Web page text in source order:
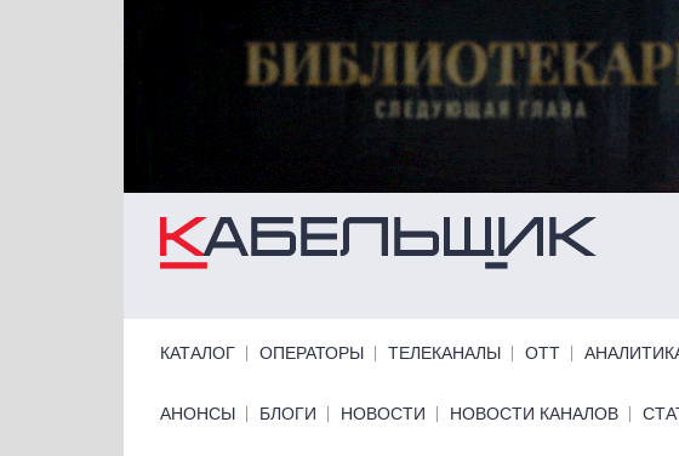
КАТАЛОГ ОПЕРАТОРЫ ТЕЛЕКАНАЛЫ ОТТ
Primary links bottom
АНОНСЫ БЛОГИ НОВОСТИ НОВОСТИ КАНАЛОВ